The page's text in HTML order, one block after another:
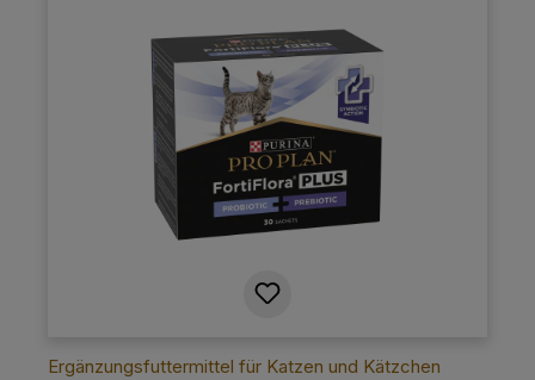
Ergänzungsfuttermittel für Katzen und Kätzchen